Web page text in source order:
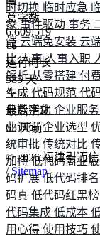
时切换 临时应急
象 事件驱动 事务
端 云端免安装 云
比人事人事入职
解析从零搭建 付
生成 代码规范 代
业数字化 企业服务
业调研企业选型
统审批 传统对比
加持低代码商业
码扩展低代码排名
码真 低代码红黑榜
代码集成 低成本
用心得 使用技巧
总字数
6,609,519
运行时长
585 天
最后活动
65 天前
©2026福建引迈信
/Sitemap